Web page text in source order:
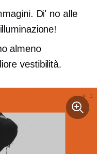
Di' no alle
almeno
vestibilità.